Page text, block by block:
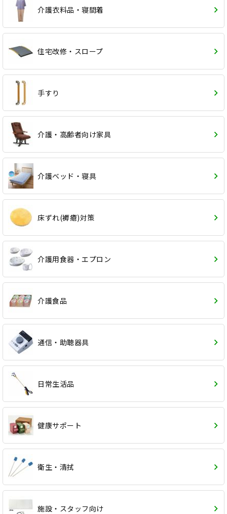
介護衣料品・寝間着
住宅改修・スロープ
手すり
介護・高齢者向け家具
介護ベッド・寝具
床ずれ(褥瘡)対策
介護用食器・エプロン
介護食品
通信・助聴器具
日常生活品
健康サポート
衛生・清拭
施設・スタッフ向け